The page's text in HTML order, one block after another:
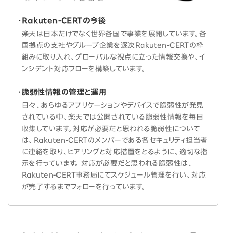
Rakuten-CERTの今後
楽天は日本だけでなく世界各国で事業を展開しています。各
国拠点の支社やグループ企業を逐次Rakuten-CERTの枠
組みに取り入れ、グローバルな視点に立った情報交換や、イ
ンシデント対応フローを構築しています。
脆弱性情報の管理と運用
日々、あらゆるアプリケーションやデバイスで脆弱性が発見
されている中、楽天では公開されている脆弱性情報を毎日
収集しています。対応が必要だと思われる脆弱性について
は、Rakuten-CERTのメンバーである各セキュリティ担当者
に連絡を取り、ヒアリングと対応措置をとるように、適切な指
示を行っています。 対応が必要だと思われる脆弱性は、
Rakuten-CERT事務局にてスケジュール管理を行い、対応
が完了するまでフォローを行っています。